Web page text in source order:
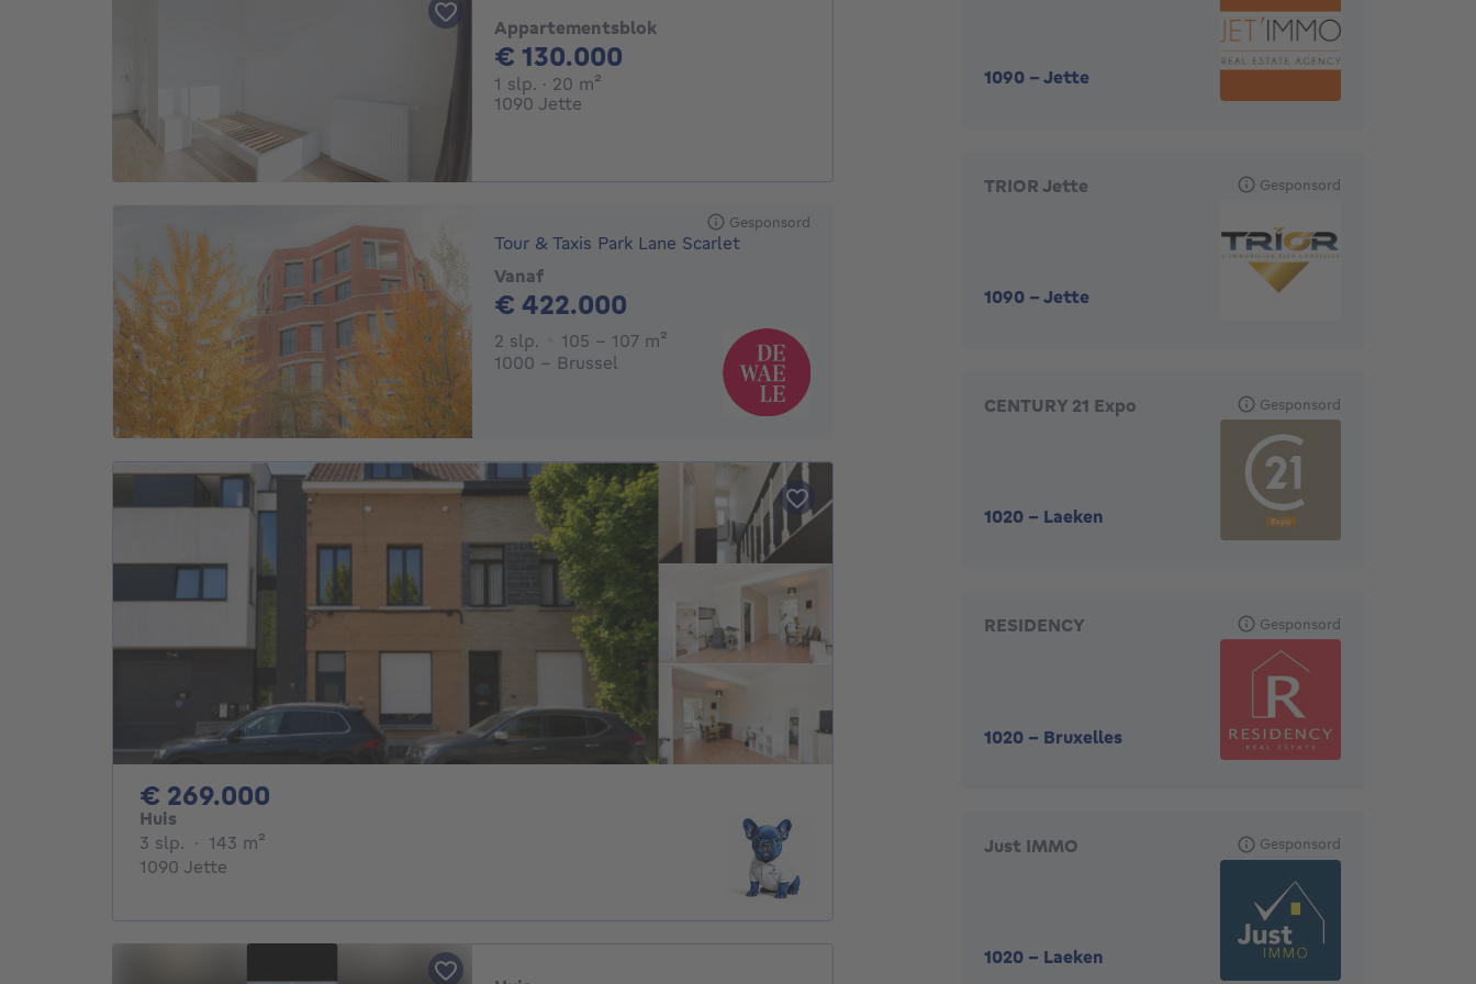
Appartementsblok
€ 130.000
1 slp. 1 slaapkamer
· 20 m²
1090 Jette
Gesponsord
Tour & Taxis Park Lane Scarlet
Vanaf
€ 422.000
2 slp. 2 slaapkamers
105 - 107 m² vierkante meters
1000 - Brussel
€ 269.000
Huis
3 slp. 3 slaapkamers
· 143 m²
1090 Jette
1090 -Jette
TRIOR Jette
1090 -Jette
Gesponsord
CENTURY 21 Expo
1020 - Laeken
Gesponsord
RESIDENCY
1020 - Bruxelles
Gesponsord
Just IMMO
1020 - Laeken
Gesponsord